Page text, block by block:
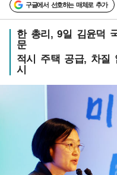
구글에서 선호하는 매체로 추가
한 총리, 9일 김윤덕
문
적시 주택 공급, 차질
시